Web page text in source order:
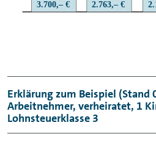
Erklärung zum Beispiel (Stand
Arbeitnehmer, verheiratet, 1
Lohnsteuerklasse 3